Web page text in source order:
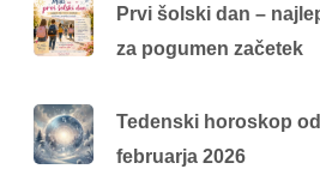
Prvi šolski dan –
za pogumen začetek
Tedenski horoskop
februarja 2026